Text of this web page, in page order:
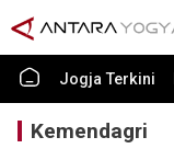
Jogja Terkini
Kemendagri